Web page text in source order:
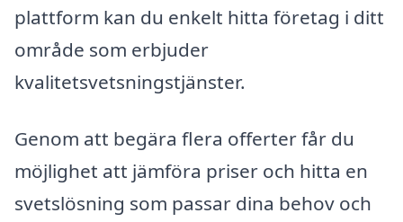
plattform kan du enkelt hitta företag i ditt
område som erbjuder
kvalitetsvetsningstjänster.
Genom att begära flera offerter får du
möjlighet att jämföra priser och hitta en
svetslösning som passar dina behov och